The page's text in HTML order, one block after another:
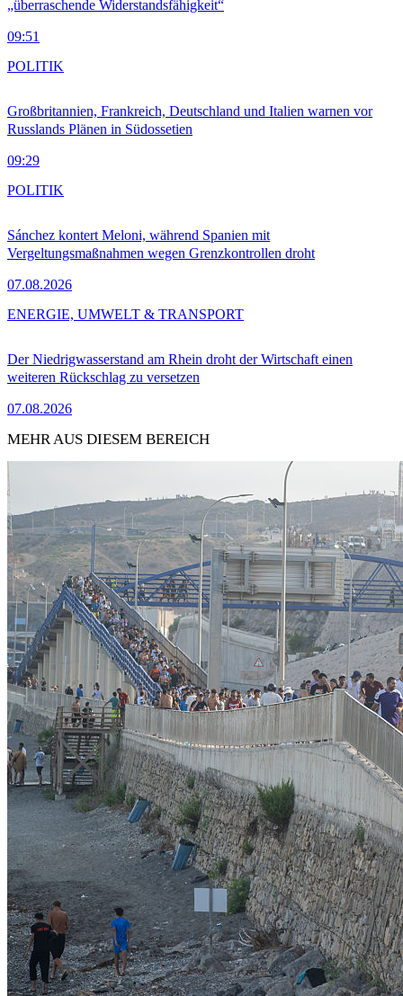
„überraschende Widerstandsfähigkeit“
09:51
Großbritannien, Frankreich, Deutschland und Italien warnen vor
Russlands Plänen in Südossetien
09:29
POLITIK
Sánchez kontert Meloni, während Spanien mit
Vergeltungsmaßnahmen wegen Grenzkontrollen droht
07.08.2026
POLITIK
Der Niedrigwasserstand am Rhein droht der Wirtschaft einen
weiteren Rückschlag zu versetzen
07.08.2026
ENERGIE, UMWELT & TRANSPORT
MEHR AUS DIESEM BEREICH